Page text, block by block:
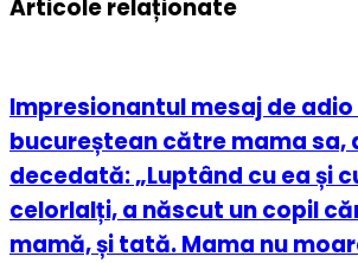
Articole relaționate
Impresionantul mesaj de adio
bucureștean către mama sa,
decedată: „Luptând cu ea și
celorlalți, a născut un copil
mamă, și tată. Mama nu